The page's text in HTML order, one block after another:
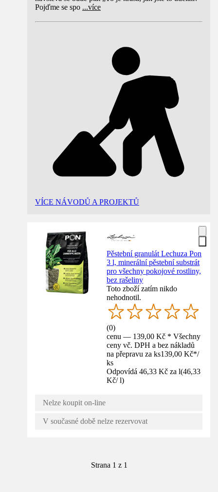
Pojďme se spo ...více
VÍCE NÁVODŮ A PROJEKTŮ
Pěstební granulát Lechuza Pon
3 l, minerální pěstební substrát
pro všechny pokojové rostliny,
bez rašeliny
Toto zboží zatím nikdo
nehodnotil.
(0)
cenu — 139,00 Kč * Všechny
ceny vč. DPH a bez nákladů
na přepravu za ks139,00 Kč*/
ks
Odpovídá 46,33 Kč za l(46,33
Kč/ l)
Nelze koupit on-line
V současné době nelze rezervovat
Strana 1 z 1